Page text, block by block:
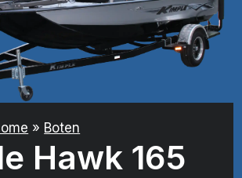
» Boten
Hawk 165